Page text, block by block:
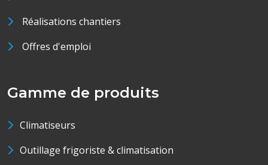
Réalisations chantiers
Offres d'emploi
Gamme de produits
Climatiseurs
Outillage frigoriste & climatisation